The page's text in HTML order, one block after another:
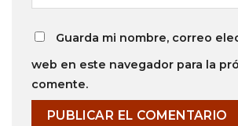
Guarda mi nombre, correo
web en este navegador para la
comente.